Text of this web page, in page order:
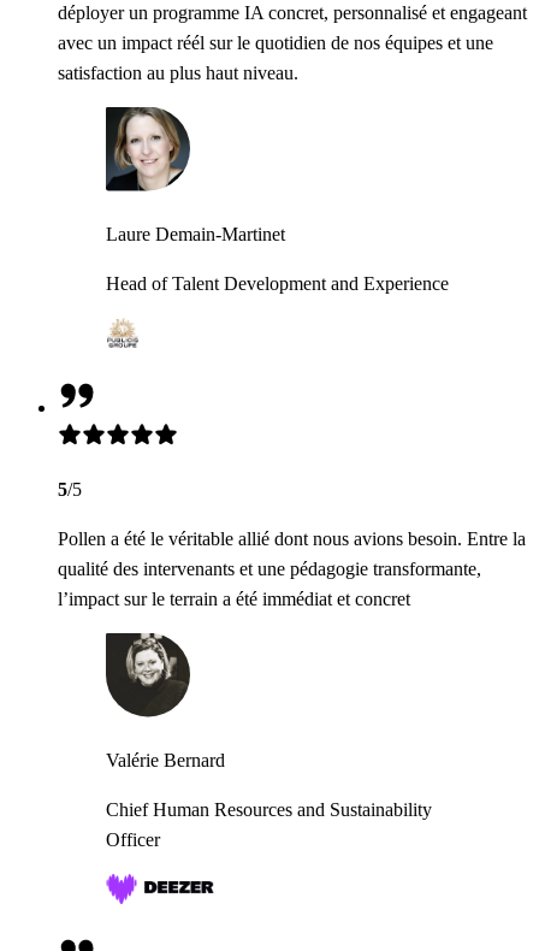
déployer un programme IA concret, personnalisé et engageant
avec un impact réél sur le quotidien de nos équipes et une
satisfaction au plus haut niveau.
Laure Demain-Martinet
Head of Talent Development and Experience
5/5
Pollen a été le véritable allié dont nous avions besoin. Entre la
qualité des intervenants et une pédagogie transformante,
l’impact sur le terrain a été immédiat et concret
Valérie Bernard
Chief Human Resources and Sustainability
Officer